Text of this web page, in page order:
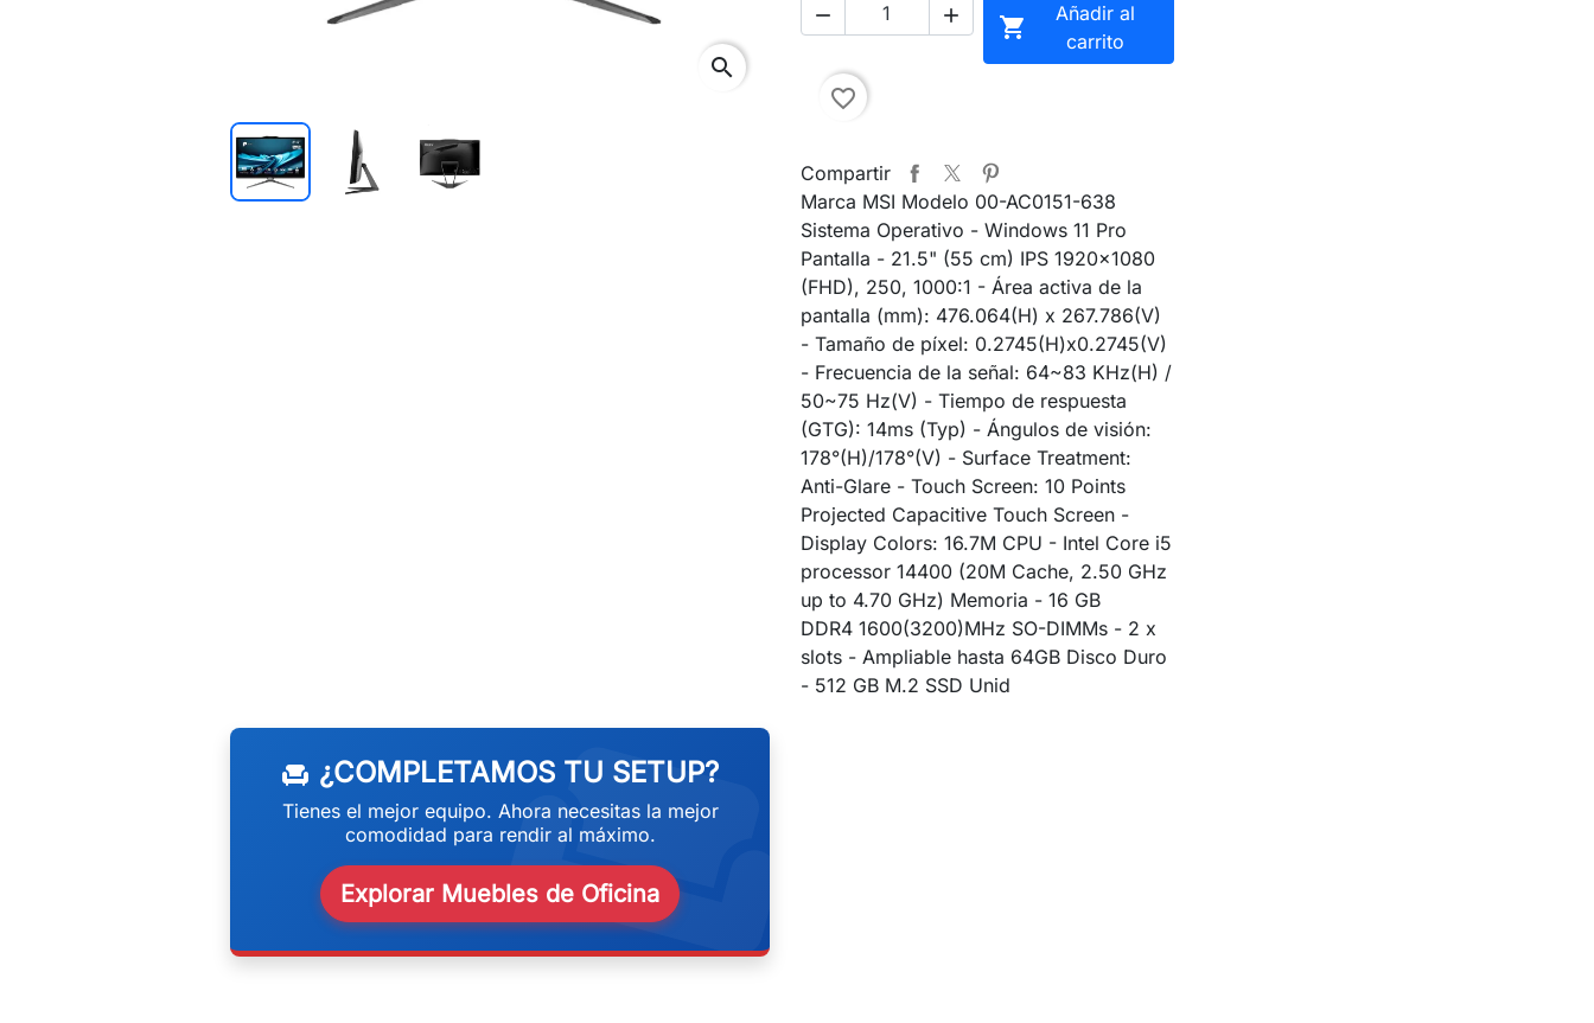
search
  
Añadir al
carrito
favorite_border
Compartir
Marca MSI Modelo 00-AC0151-638
Sistema Operativo - Windows 11 Pro
Pantalla - 21.5" (55 cm) IPS 1920x1080
(FHD), 250, 1000:1 - Área activa de la
pantalla (mm): 476.064(H) x 267.786(V)
- Tamaño de píxel: 0.2745(H)x0.2745(V)
- Frecuencia de la señal: 64~83 KHz(H) /
50~75 Hz(V) - Tiempo de respuesta
(GTG): 14ms (Typ) - Ángulos de visión:
178°(H)/178°(V) - Surface Treatment:
Anti-Glare - Touch Screen: 10 Points
Projected Capacitive Touch Screen -
Display Colors: 16.7M CPU - Intel Core i5
processor 14400 (20M Cache, 2.50 GHz
up to 4.70 GHz) Memoria - 16 GB
DDR4 1600(3200)MHz SO-DIMMs - 2 x
slots - Ampliable hasta 64GB Disco Duro
- 512 GB M.2 SSD Unid
weekend
chair ¿COMPLETAMOS TU SETUP?
Tienes el mejor equipo. Ahora necesitas la mejor
comodidad para rendir al máximo.
Explorar Muebles de Oficina